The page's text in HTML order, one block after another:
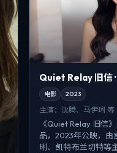
Quiet Relay 旧信
电影 2023
主演： 沈腾、马伊琍 等
《Quiet Relay 旧信
品，2023年公映，由
琍、凯特·布兰切特等